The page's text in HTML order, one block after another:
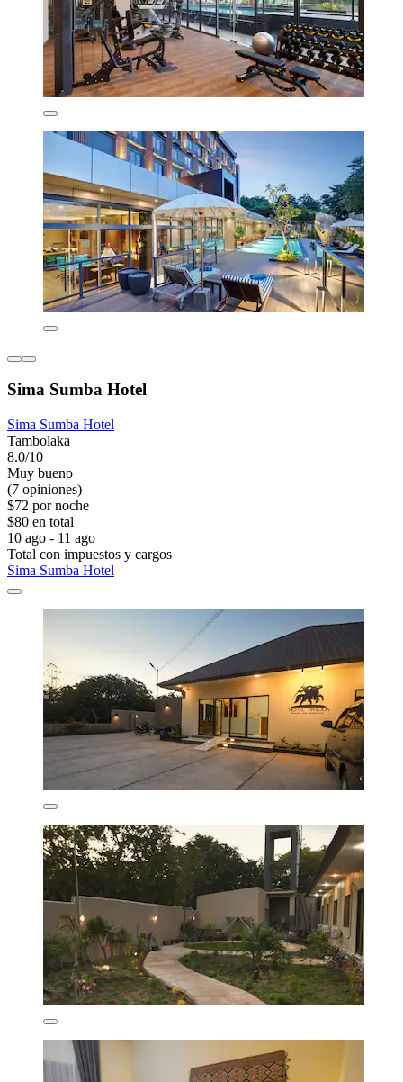
Sima Sumba Hotel
Sima Sumba Hotel
Tambolaka
8.0/10
Muy bueno
(7 opiniones)
$72 por noche
$80 en total
10 ago - 11 ago
Total con impuestos y cargos
Sima Sumba Hotel